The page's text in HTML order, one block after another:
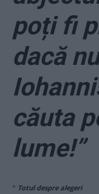
poți fi
dacă
căuta
lume!”
* Totul despre alegeri